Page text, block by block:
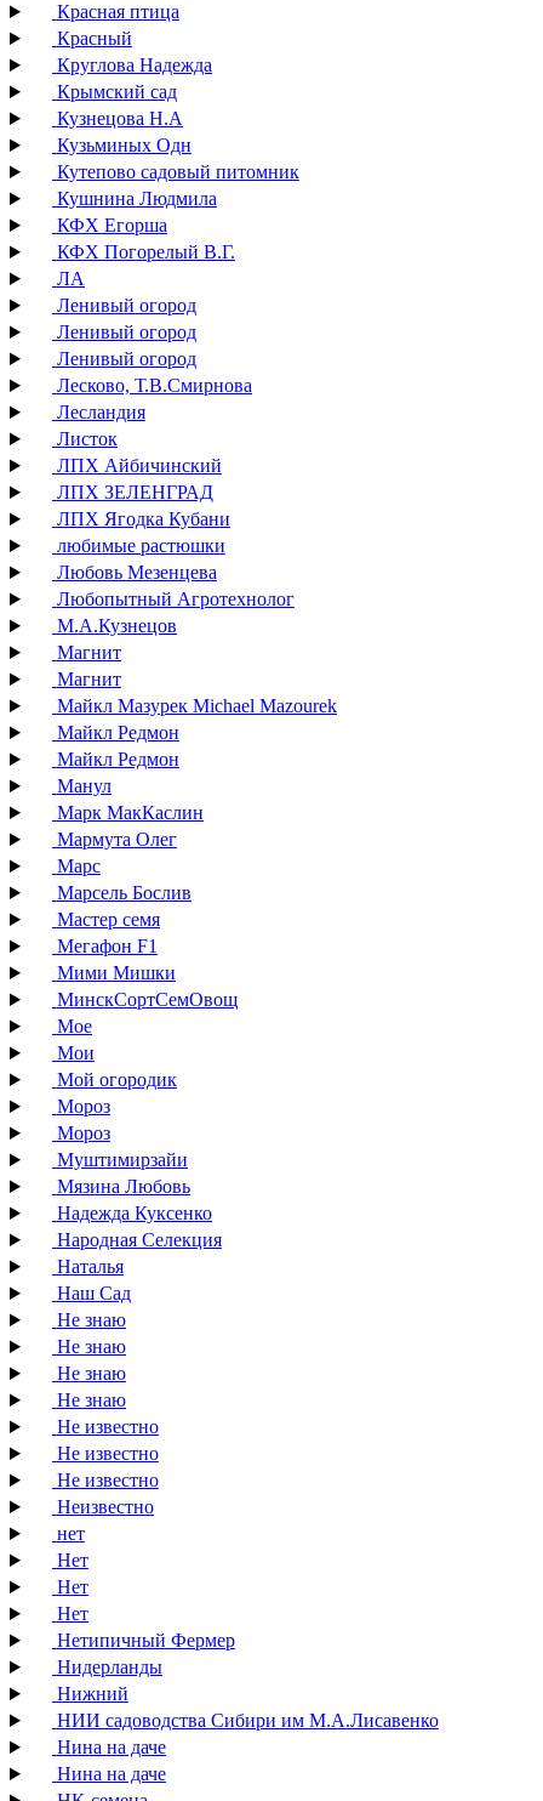
Красная птица
Красный
Круглова Надежда
Крымский сад
Кузнецова Н.А
Кузьминых Одн
Кутепово садовый питомник
Кушнина Людмила
КФХ Егорша
КФХ Погорелый В.Г.
ЛА
Ленивый огород
Ленивый огород
Ленивый огород
Лесково, Т.В.Смирнова
Лесландия
Листок
ЛПХ Айбичинский
ЛПХ ЗЕЛЕНГРАД
ЛПХ Ягодка Кубани
любимые растюшки
Любовь Мезенцева
Любопытный Агротехнолог
М.А.Кузнецов
Магнит
Магнит
Майкл Мазурек Michael Mazourek
Майкл Редмон
Майкл Редмон
Манул
Марк МакКаслин
Мармута Олег
Марс
Марсель Бослив
Мастер семя
Мегафон F1
Мими Мишки
МинскСортСемОвощ
Мое
Мои
Мой огородик
Мороз
Мороз
Муштимирзайи
Мязина Любовь
Надежда Куксенко
Народная Селекция
Наталья
Наш Сад
Не знаю
Не знаю
Не знаю
Не знаю
Не известно
Не известно
Не известно
Неизвестно
нет
Нет
Нет
Нет
Нетипичный Фермер
Нидерланды
Нижний
НИИ садоводства Сибири им М.А.Лисавенко
Нина на даче
Нина на даче